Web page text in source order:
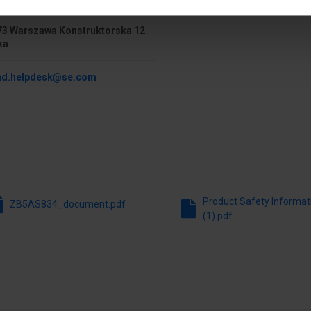
Warszawa Konstruktorska 12
ZB5AS834_document.pdf
Product Safety
(1).pdf